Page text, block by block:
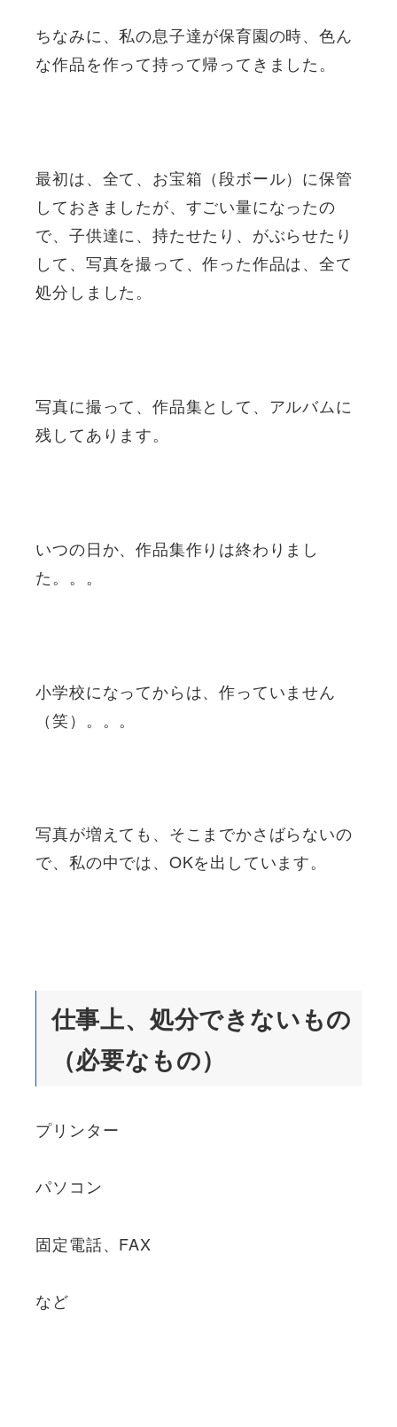
ちなみに、私の息子達が保育園の時、色ん
な作品を作って持って帰ってきました。
最初は、全て、お宝箱（段ボール）に保管
しておきましたが、すごい量になったの
で、子供達に、持たせたり、がぶらせたり
して、写真を撮って、作った作品は、全て
処分しました。
写真に撮って、作品集として、アルバムに
残してあります。
いつの日か、作品集作りは終わりまし
た。。。
小学校になってからは、作っていません
（笑）。。。
写真が増えても、そこまでかさばらないの
で、私の中では、OKを出しています。
仕事上、処分できないもの
（必要なもの）
プリンター
パソコン
固定電話、FAX
など